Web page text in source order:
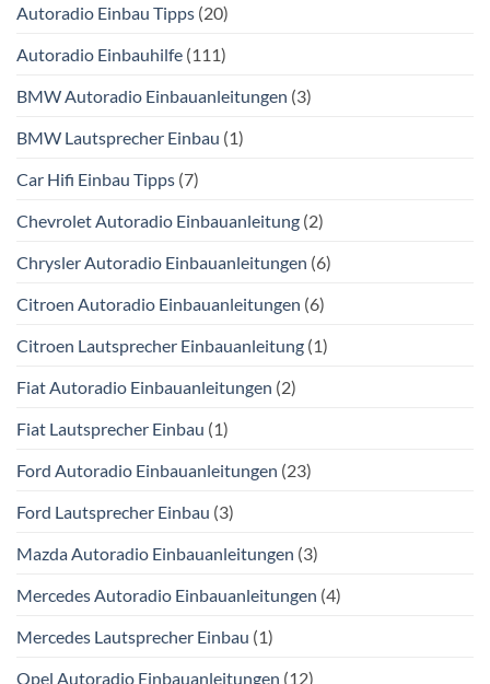
Autoradio Einbau Tipps (20)
Autoradio Einbauhilfe (111)
BMW Autoradio Einbauanleitungen (3)
BMW Lautsprecher Einbau (1)
Car Hifi Einbau Tipps (7)
Chevrolet Autoradio Einbauanleitung (2)
Chrysler Autoradio Einbauanleitungen (6)
Citroen Autoradio Einbauanleitungen (6)
Citroen Lautsprecher Einbauanleitung (1)
Fiat Autoradio Einbauanleitungen (2)
Fiat Lautsprecher Einbau (1)
Ford Autoradio Einbauanleitungen (23)
Ford Lautsprecher Einbau (3)
Mazda Autoradio Einbauanleitungen (3)
Mercedes Autoradio Einbauanleitungen (4)
Mercedes Lautsprecher Einbau (1)
Opel Autoradio Einbauanleitungen (12)